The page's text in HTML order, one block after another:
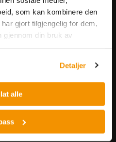
som kan kombinere den
gjort tilgjengelig for dem,
gjennom din bruk av
Detaljer
alle